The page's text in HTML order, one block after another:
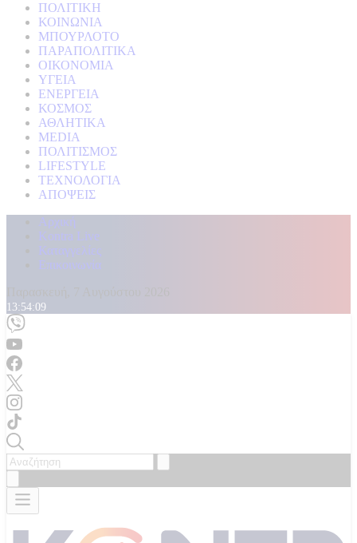
ΠΟΛΙΤΙΚΗ
ΚΟΙΝΩΝΙΑ
ΜΠΟΥΡΛΟΤΟ
ΠΑΡΑΠΟΛΙΤΙΚΑ
ΟΙΚΟΝΟΜΙΑ
ΥΓΕΙΑ
ΕΝΕΡΓΕΙΑ
ΚΟΣΜΟΣ
ΑΘΛΗΤΙΚΑ
MEDIA
ΠΟΛΙΤΙΣΜΟΣ
LIFESTYLE
ΤΕΧΝΟΛΟΓΙΑ
ΑΠΟΨΕΙΣ
Αρχική
Kontra Live
Καταγγελίες
Επικοινωνία
13:54:11